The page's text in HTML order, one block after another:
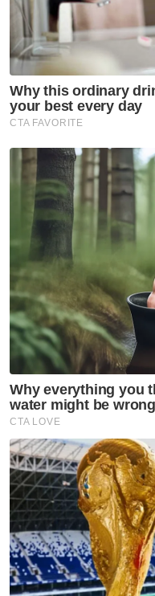
pembangunan
menyokong
melalui
lebih strategik
yang ditetapkan
pengagihan
selepas
Khamis.
Beliau berkata,
dipertimbangkan
merangkumi
oleh pihak
hanya zon guna
dibenarkan untuk
keperluan zon
yang
perumahan bagi
bunyi bising
Kor Ming berkata,
itu juga seiring
dalam
kukuh bagi
lebih-lebih lagi
pelaburan
Google dan Oracle.